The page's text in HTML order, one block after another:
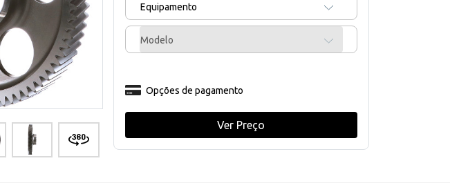
Equipamento
Modelo
Opções de pagamento
Ver Preço